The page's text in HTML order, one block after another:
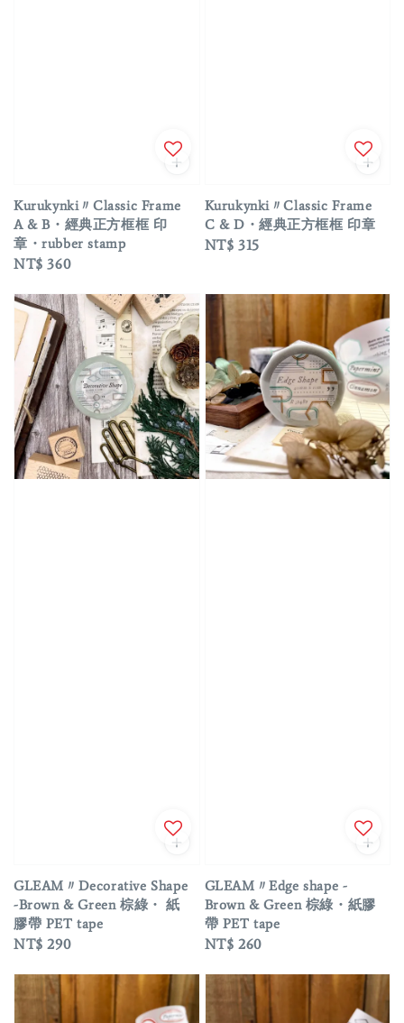
Kurukynki〃Classic Frame
A & B・經典正方框框 印
章・rubber stamp
Regular
NT$ 360
Kurukynki〃Classic Frame
C & D・經典正方框框 印章
Regular
NT$ 315
GLEAM〃Decorative Shape
-Brown & Green 棕綠・ 紙
膠帶 PET tape
Regular
NT$ 290
GLEAM〃Edge shape -
Brown & Green 棕綠・紙膠
帶 PET tape
Regular
NT$ 260